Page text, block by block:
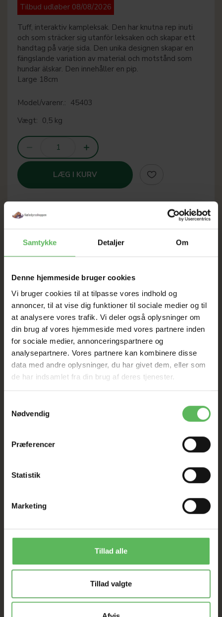
Samtykke Detaljer Om
Denne hjemmeside bruger cookies
Vi bruger cookies til at tilpasse vores indhold og
annoncer, til at vise dig funktioner til sociale medier og til
at analysere vores trafik. Vi deler også oplysninger om
din brug af vores hjemmeside med vores partnere inden
for sociale medier, annonceringspartnere og
analysepartnere. Vores partnere kan kombinere disse
data med andre oplysninger, du har givet dem, eller som
de har indsamlet fra din brug af deres tjenester.
Nødvendig
Præferencer
Statistik
Marketing
Tillad alle
Tillad valgte
Tilbud udløber 08/08/2026
Tuff, interaktiv kampleksak. Den har knutna rep inuti
och som sträcker sig utanför leksaken och skapar ett
handtag på varje sida. Den unika designen skapar en
fängslande variation av material och motstånd som
hundar älskar. Den innehåller en pip.
Large 18cm
Model/varenr.: 45403
Vægt: 0,5 kg
LÆG I KURV
SOMMER
UDSALG
TIL D. 8 AUGUST
HELE WEBSHOPPEN ER
SAT NED
Tilbud GÆLDER IKKE
I FYSISK BUTIKKERE